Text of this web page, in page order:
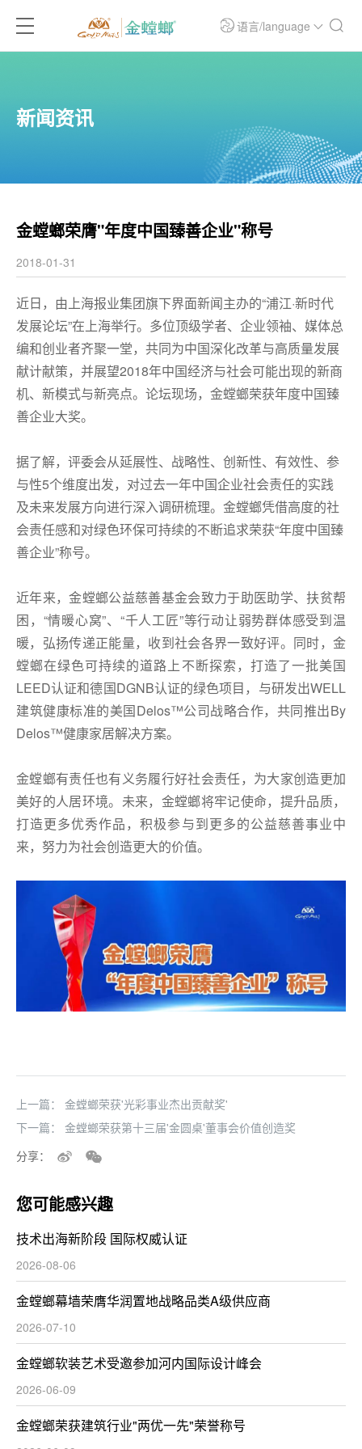
语言/language
新闻资讯
金螳螂荣膺"年度中国臻善企业"称号
2018-01-31
近日，由上海报业集团旗下界面新闻主办的“浦江·新时代
发展论坛”在上海举行。多位顶级学者、企业领袖、媒体总
编和创业者齐聚一堂，共同为中国深化改革与高质量发展
献计献策，并展望2018年中国经济与社会可能出现的新商
机、新模式与新亮点。论坛现场，金螳螂荣获年度中国臻
善企业大奖。
据了解，评委会从延展性、战略性、创新性、有效性、参
与性5个维度出发，对过去一年中国企业社会责任的实践
及未来发展方向进行深入调研梳理。金螳螂凭借高度的社
会责任感和对绿色环保可持续的不断追求荣获“年度中国臻
善企业”称号。
近年来，金螳螂公益慈善基金会致力于助医助学、扶贫帮
困，“情暖心窝”、“千人工匠”等行动让弱势群体感受到温
暖，弘扬传递正能量，收到社会各界一致好评。同时，金
螳螂在绿色可持续的道路上不断探索，打造了一批美国
LEED认证和德国DGNB认证的绿色项目，与研发出WELL
建筑健康标准的美国Delos™公司战略合作，共同推出By
Delos™健康家居解决方案。
金螳螂有责任也有义务履行好社会责任，为大家创造更加
美好的人居环境。未来，金螳螂将牢记使命，提升品质，
打造更多优秀作品，积极参与到更多的公益慈善事业中
来，努力为社会创造更大的价值。
上一篇：
金螳螂荣获'光彩事业杰出贡献奖'
下一篇：
金螳螂荣获第十三届'金圆桌'董事会价值创造奖
分享：
您可能感兴趣
技术出海新阶段 国际权威认证
2026-08-06
金螳螂幕墙荣膺华润置地战略品类A级供应商
2026-07-10
金螳螂软装艺术受邀参加河内国际设计峰会
2026-06-09
金螳螂荣获建筑行业"两优一先"荣誉称号